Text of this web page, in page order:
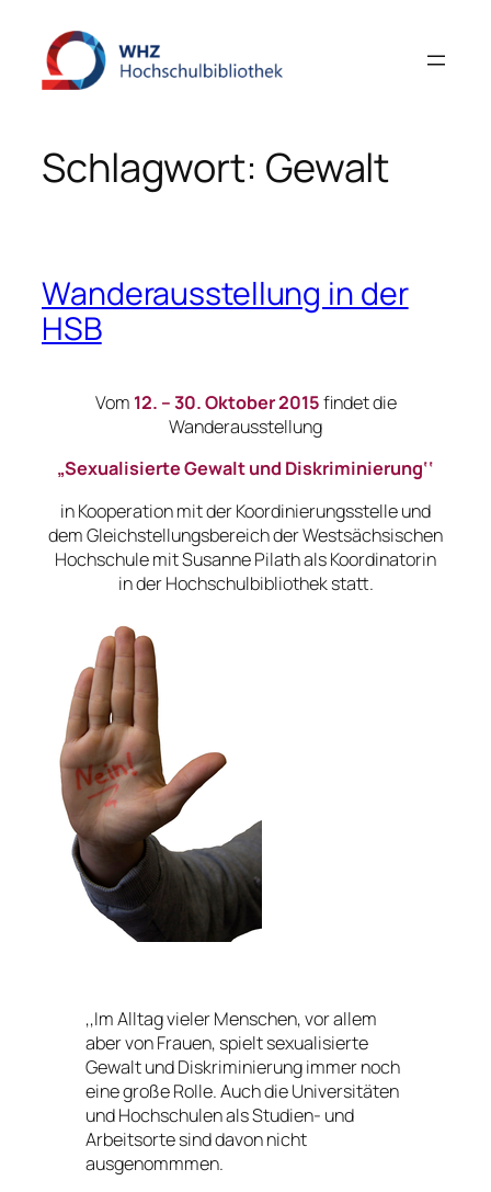
Inhalt
springen
Schlagwort: Gewalt
Wanderausstellung in der
HSB
Vom 12. – 30. Oktober 2015findet die
Wanderausstellung
„Sexualisierte Gewalt und Diskriminierung‘‘
in Kooperation mit der Koordinierungsstelle und
dem Gleichstellungsbereich der Westsächsischen
Hochschule mit Susanne Pilath als Koordinatorin
in der Hochschulbibliothek statt.
,,Im Alltag vieler Menschen, vor allem
aber von Frauen, spielt sexualisierte
Gewalt und Diskriminierung immer noch
eine große Rolle. Auch die Universitäten
und Hochschulen als Studien- und
Arbeitsorte sind davon nicht
ausgenommmen.